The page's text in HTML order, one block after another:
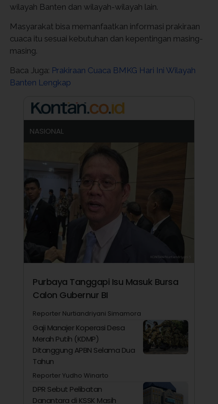
wilayah Banten dan wilayah-wilayah lain.
Masyarakat bisa memanfaatkan informasi prakiraan
cuaca itu sesuai kebutuhan dan kepentingan masing-
masing.
Baca Juga: Prakiraan Cuaca BMKG Hari Ini Wilayah
Banten Lengkap
NASIONAL
Purbaya Tanggapi Isu Masuk Bursa
Calon Gubernur BI
Reporter Nurtiandriyani Simamora
Gaji Manajer Koperasi Desa
Merah Putih (KDMP)
Ditanggung APBN Selama Dua
Tahun
Reporter Yudho Winarto
DPR Sebut Pelibatan
Danantara di KSSK Masih